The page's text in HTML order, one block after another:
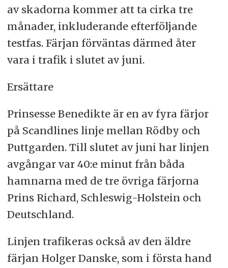
av skadorna kommer att ta cirka tre
månader, inkluderande efterföljande
testfas. Färjan förväntas därmed åter
vara i trafik i slutet av juni.
Ersättare
Prinsesse Benedikte är en av fyra färjor
på Scandlines linje mellan Rödby och
Puttgarden. Till slutet av juni har linjen
avgångar var 40:e minut från båda
hamnarna med de tre övriga färjorna
Prins Richard, Schleswig-Holstein och
Deutschland.
Linjen trafikeras också av den äldre
färjan Holger Danske, som i första hand